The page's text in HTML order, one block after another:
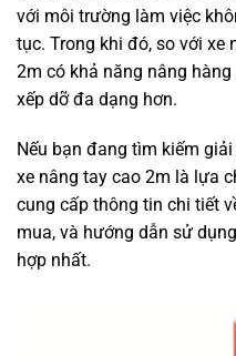
với môi trường làm việc
tục. Trong khi đó, so với xe
2m có khả năng nâng
xếp dỡ đa dạng hơn.
Nếu bạn đang tìm kiếm
xe nâng tay cao 2m là lựa
cung cấp thông tin chi tiết
mua, và hướng dẫn sử
hợp nhất.